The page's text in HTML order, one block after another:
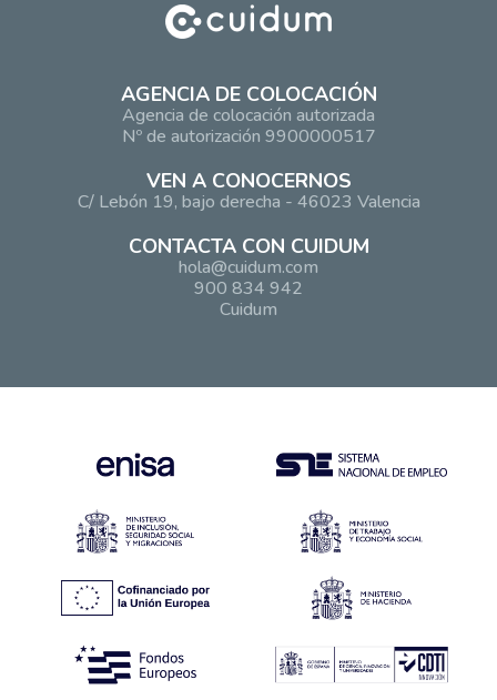
AGENCIA DE COLOCACIÓN
Agencia de colocación autorizada
Nº de autorización 9900000517
VEN A CONOCERNOS
C/ Lebón 19, bajo derecha - 46023 Valencia
CONTACTA CON CUIDUM
hola@cuidum.com
900 834 942
Cuidum